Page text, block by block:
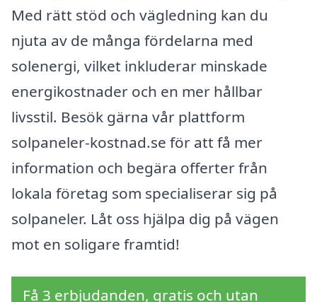
Med rätt stöd och vägledning kan du
njuta av de många fördelarna med
solenergi, vilket inkluderar minskade
energikostnader och en mer hållbar
livsstil. Besök gärna vår plattform
solpaneler-kostnad.se för att få mer
information och begära offerter från
lokala företag som specialiserar sig på
solpaneler. Låt oss hjälpa dig på vägen
mot en soligare framtid!
Få 3 erbjudanden, gratis och utan